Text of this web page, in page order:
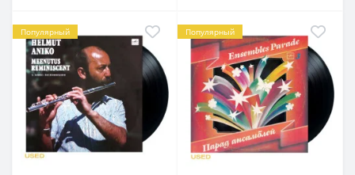
Популярный Популярный